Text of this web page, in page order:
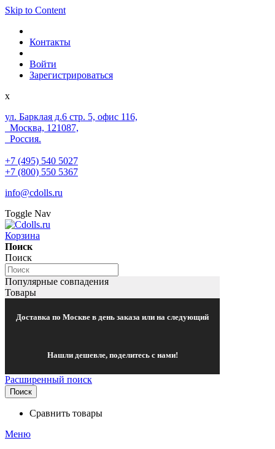
Skip to Content
Контакты
Войти
Зарегистрироваться
x
ул. Барклая д.6 стр. 5, офис 116,
Москва, 121087,
Россия.
+7 (495) 540 5027
+7 (800) 550 5367
info@cdolls.ru
Toggle Nav
Корзина
Поиск
Поиск
Популярные совпадения
Товары
Доставка по Москве в день заказа или на следующий
Нашли дешевле, поделитесь с нами!
Расширенный поиск
Поиск
Сравнить товары
Меню